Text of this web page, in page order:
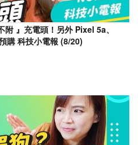
』充電頭！另外 Pixel 5a、
購 科技小電報 (8/20)